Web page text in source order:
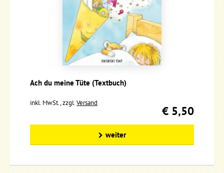
Ach du meine Tüte (Textbuch)
inkl. MwSt., zzgl.Versand
€ 5,50
weiter